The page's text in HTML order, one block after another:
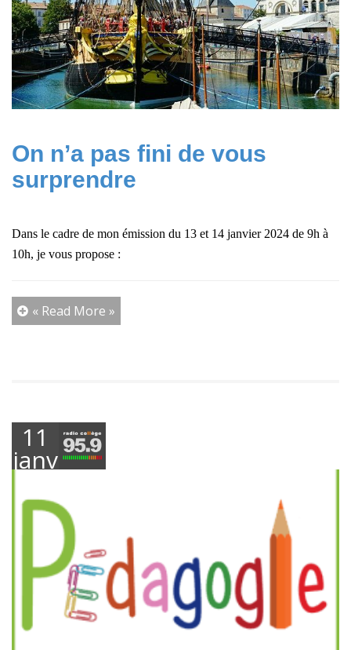
On n’a pas fini de vous
surprendre
Dans le cadre de mon émission du 13 et 14 janvier 2024 de 9h à
10h, je vous propose :
« Read More »
11
janvier